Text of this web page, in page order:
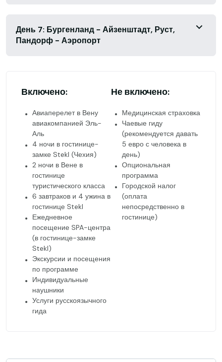
День 7: Бургенланд - Айзенштадт, Руст,
Пандорф - Аэропорт
Включено:
Авиаперелет в Вену
авиакомпанией Эль-
Аль
4 ночи в гостинице-
замке Stekl (Чехия)
2 ночи в Вене в
гостинице
туристического класса
6 завтраков и 4 ужина в
гостинице Stekl
Ежедневное
посещение SPA-центра
(в гостинице-замке
Stekl)
Экскурсии и посещения
по программе
Индивидуальные
наушники
Услуги русскоязычного
гида
Не включено:
Медицинская страховка
Чаевые гиду
(рекомендуется давать
5 евро с человека в
день)
Опциональная
программа
Городской налог
(оплата
непосредственно в
гостинице)